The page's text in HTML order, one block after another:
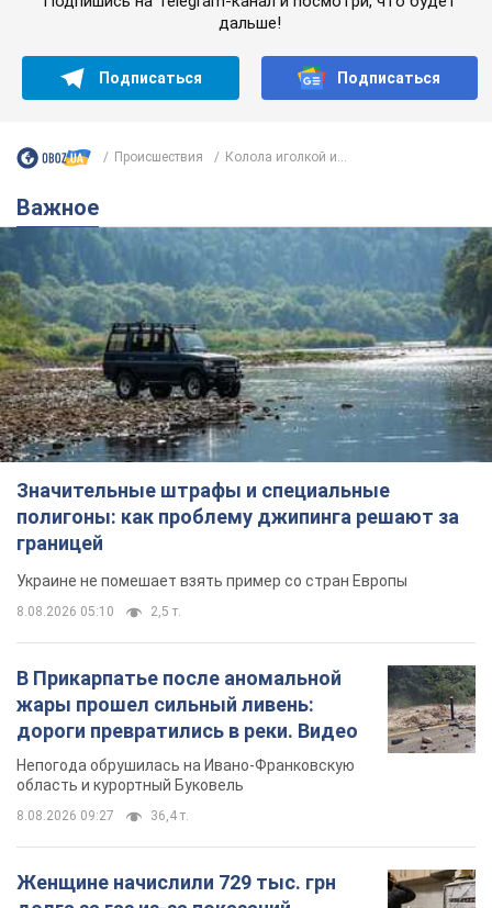
полигоны: как проблему джипинга решают за
границей
Украине не помешает взять пример со стран Европы
8.08.2026 05:10 2,5 т.
В Прикарпатье после аномальной
жары прошел сильный ливень:
дороги превратились в реки. Видео
Непогода обрушилась на Ивано-Франковскую
область и курортный Буковель
8.08.2026 09:27 36,4 т.
Женщине начислили 729 тыс. грн
долга за газ из-за показаний
неисправного счетчика: судья
вынес неожиданное решение
Нужно ли платить долг из-за доначисления